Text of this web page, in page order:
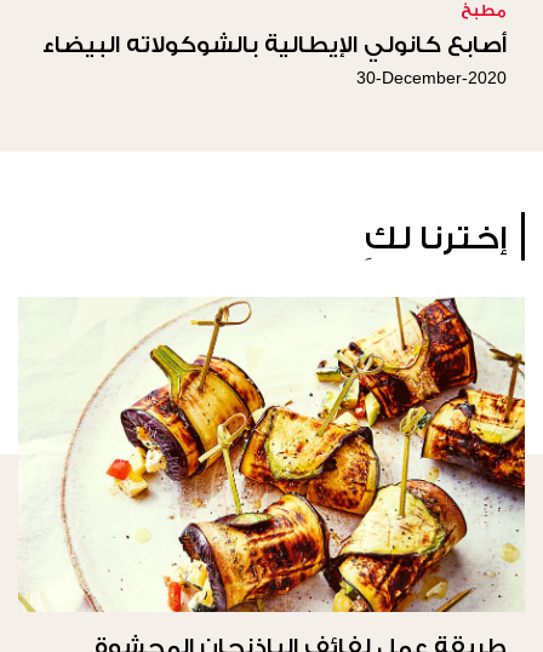
مطبخ
أصابع كانولي الإيطالية بالشوكولاته البيضاء
30-December-2020
إخترنا لكِ